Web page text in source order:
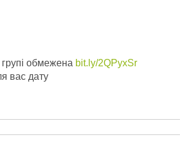
групі обмежена bit.ly/2QPyxSr
вас дату